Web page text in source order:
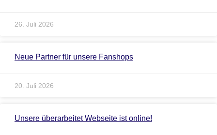
26. Juli 2026
Neue Partner für unsere Fanshops
20. Juli 2026
Unsere überarbeitet Webseite ist online!